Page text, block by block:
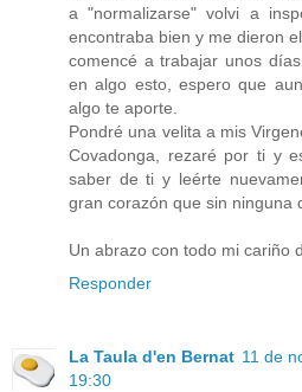
a "normalizarse" volvi a
encontraba bien y me dieron
comencé a trabajar unos
en algo esto, espero que
algo te aporte.
Pondré una velita a mis
Covadonga, rezaré por ti y
saber de ti y leérte
gran corazón que sin ninguna
Un abrazo con todo mi cariño
Responder
La Taula d'en Bernat 11 de
19:30